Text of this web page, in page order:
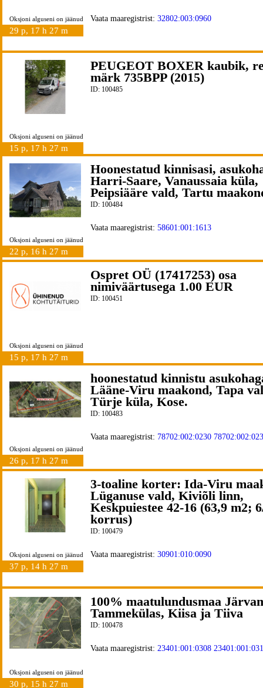
Oksjoni alguseni on jäänud
29 p, 17 h 27 m
Vaata maaregistrist: 32802:003:0960
Oksjoni alguseni on jäänud
15 p, 17 h 27 m
PEUGEOT BOXER kaubik,
märk 735BPP (2015)
ID: 100485
Oksjoni alguseni on jäänud
22 p, 16 h 27 m
Hoonestatud kinnisasi,
Harri-Saare, Vanaussaia küla,
Peipsiääre vald, Tartu
ID: 100484
Vaata maaregistrist: 58601:001:1613
Oksjoni alguseni on jäänud
15 p, 17 h 27 m
Ospret OÜ (17417253) osa
nimiväärtusega 1.00 EUR
ID: 100451
Oksjoni alguseni on jäänud
26 p, 17 h 27 m
hoonestatud kinnistu
Lääne-Viru maakond, Tapa
Türje küla, Kose.
ID: 100483
Vaata maaregistrist: 78702:002:0230
Oksjoni alguseni on jäänud
37 p, 14 h 27 m
3-toaline korter: Ida-Viru
Lüganuse vald, Kiviõli linn,
Keskpuiestee 42-16 (63,9 m2;
korrus)
ID: 100479
Vaata maaregistrist: 30901:010:0090
Oksjoni alguseni on jäänud
30 p, 15 h 27 m
100% maatulundusmaa
Tammekülas, Kiisa ja Tiiva
ID: 100478
Vaata maaregistrist: 23401:001:0308